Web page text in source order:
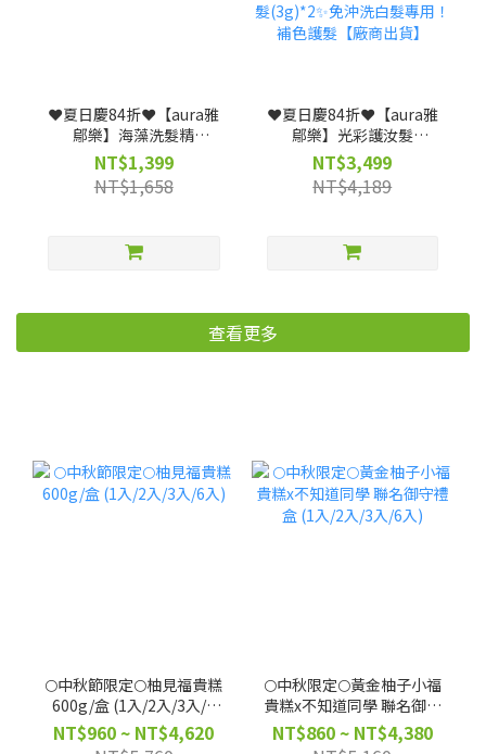
❤️夏日慶84折❤️【aura雅
鄔樂】海藻洗髮精
(475ml)x2 ★海藻精華濃
縮萃取【廠商出貨】
NT$1,399
NT$1,658
❤️夏日慶84折❤️【aura雅
鄔樂】光彩護汝髮
(75g)*2+【aura雅鄔樂】
海藻洗髮精 (475ml)*1
(贈) 明星體驗旅行組+
用！補色護髮【廠商出
NT$3,499
NT$4,189
查看更多
🌕中秋節限定🌕柚見福貴糕
600g/盒 (1入/2入/3入/6
入)
NT$960 ~ NT$4,620
🌕中秋限定🌕黃金柚子小福
貴糕x不知道同學 聯名御守
禮盒 (1入/2入/3入/6入)
NT$860 ~ NT$4,380